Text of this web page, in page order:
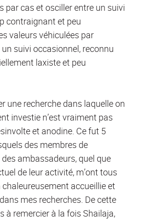
par cas et osciller entre un suivi
contraignant et peu
valeurs véhiculées par
un suivi occasionnel, reconnu
laxiste et peu
une recherche dans laquelle on
investie n’est vraiment pas
et anodine. Ce fut 5
des membres de
des ambassadeurs, quel que
de leur activité, m’ont tous
accueillie et
mes recherches. De cette
à remercier à la fois Shailaja,